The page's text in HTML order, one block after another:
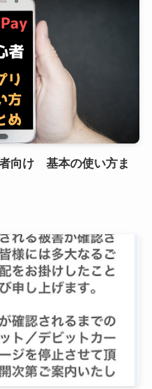
者向け 基本の使い方ま